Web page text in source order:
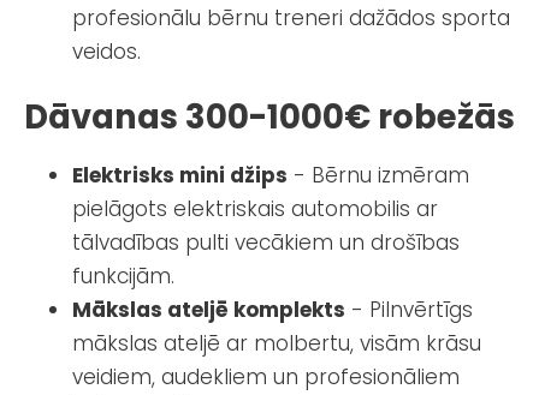
profesionālu bērnu treneri dažādos sporta
veidos.
Dāvanas 300-1000€ robežās
Elektrisks mini džips - Bērnu izmēram
pielāgots elektriskais automobilis ar
tālvadības pulti vecākiem un drošības
funkcijām.
Mākslas ateljē komplekts - Pilnvērtīgs
mākslas ateljē ar molbertu, visām krāsu
veidiem, audekliem un profesionāliem